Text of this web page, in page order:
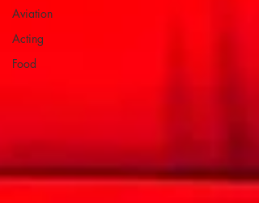
Aviation
Acting
Food